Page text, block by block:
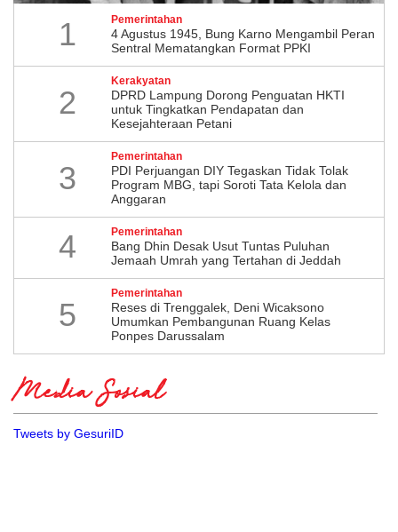
1 Pemerintahan
4 Agustus 1945, Bung Karno Mengambil Peran
Sentral Mematangkan Format PPKI
2
Kerakyatan
DPRD Lampung Dorong Penguatan HKTI
untuk Tingkatkan Pendapatan dan
Kesejahteraan Petani
3
Pemerintahan
PDI Perjuangan DIY Tegaskan Tidak Tolak
Program MBG, tapi Soroti Tata Kelola dan
Anggaran
4 Pemerintahan
Bang Dhin Desak Usut Tuntas Puluhan
Jemaah Umrah yang Tertahan di Jeddah
5
Pemerintahan
​Reses di Trenggalek, Deni Wicaksono
Umumkan Pembangunan Ruang Kelas
Ponpes Darussalam
Media Sosial
Tweets by GesuriID